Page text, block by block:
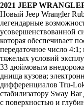
2021 JEEP
Новый Jeep Wrangler
легендарные
усовершенствованной
которая обеспечивает
передаточное число
тяжелых условий
33 дюймовым
днища кузова;
дифференциалов Tru-
стабилизатору Sway
с поверхностью и